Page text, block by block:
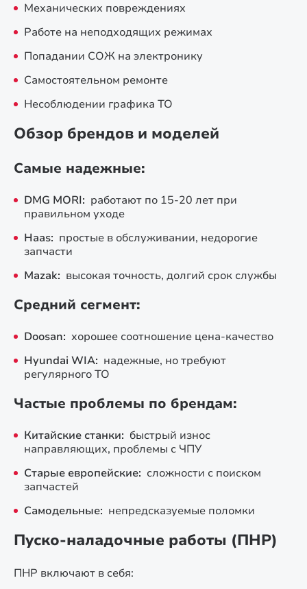
Механических повреждениях
Работе на неподходящих режимах
Попадании СОЖ на электронику
Самостоятельном ремонте
Несоблюдении графика ТО
Обзор брендов и моделей
Самые надежные:
DMG MORI: работают по 15-20 лет при
правильном уходе
Haas: простые в обслуживании, недорогие
запчасти
Mazak: высокая точность, долгий срок службы
Средний сегмент:
Doosan: хорошее соотношение цена-качество
Hyundai WIA: надежные, но требуют
регулярного ТО
Частые проблемы по брендам:
Китайские станки: быстрый износ
направляющих, проблемы с ЧПУ
Старые европейские: сложности с поиском
запчастей
Самодельные: непредсказуемые поломки
Пуско-наладочные работы (ПНР)
ПНР включают в себя: